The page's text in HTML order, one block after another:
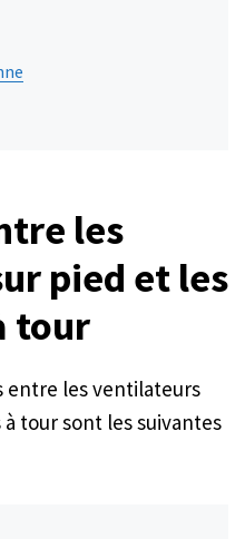
les
pied et les
tour
entre les ventilateurs
tour sont les suivantes